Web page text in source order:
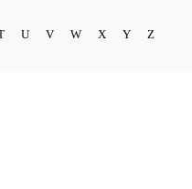
U V W X Y Z